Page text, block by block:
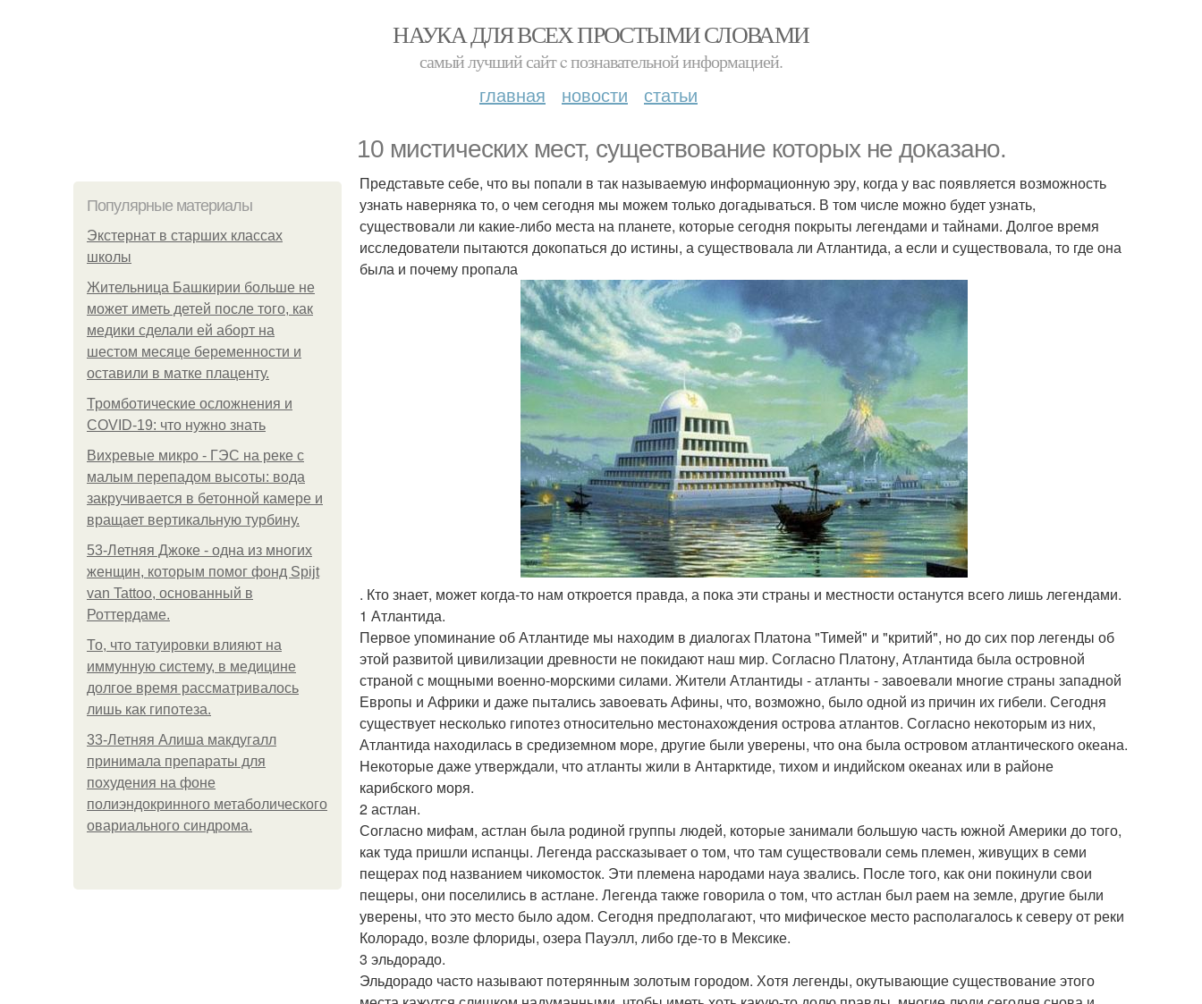
НАУКА ДЛЯ ВСЕХ ПРОСТЫМИ СЛОВАМИ
самый лучший сайт c познавательной информацией.
главная новости статьи
10 мистических мест, существование которых не доказано.
Популярные материалы
Экстернат в старших классах
школы
Жительница Башкирии больше не
может иметь детей после того, как
медики сделали ей аборт на
шестом месяце беременности и
оставили в матке плаценту.
Тромботические осложнения и
COVID-19: что нужно знать
Вихревые микро - ГЭС на реке с
малым перепадом высоты: вода
закручивается в бетонной камере и
вращает вертикальную турбину.
53-Летняя Джоке - одна из многих
женщин, которым помог фонд Spijt
van Tattoo, основанный в
Роттердаме.
То, что татуировки влияют на
иммунную систему, в медицине
долгое время рассматривалось
лишь как гипотеза.
33-Летняя Алиша макдугалл
принимала препараты для
похудения на фоне
полиэндокринного метаболического
овариального синдрома.
Представьте себе, что вы попали в так называемую информационную эру, когда у вас появляется возможность
узнать наверняка то, о чем сегодня мы можем только догадываться. В том числе можно будет узнать,
существовали ли какие-либо места на планете, которые сегодня покрыты легендами и тайнами. Долгое время
исследователи пытаются докопаться до истины, а существовала ли Атлантида, а если и существовала, то где она
была и почему пропала
. Кто знает, может когда-то нам откроется правда, а пока эти страны и местности останутся всего лишь легендами.
1 Атлантида.
Первое упоминание об Атлантиде мы находим в диалогах Платона "Тимей" и "критий", но до сих пор легенды об
этой развитой цивилизации древности не покидают наш мир. Согласно Платону, Атлантида была островной
страной с мощными военно-морскими силами. Жители Атлантиды - атланты - завоевали многие страны западной
Европы и Африки и даже пытались завоевать Афины, что, возможно, было одной из причин их гибели. Сегодня
существует несколько гипотез относительно местонахождения острова атлантов. Согласно некоторым из них,
Атлантида находилась в средиземном море, другие были уверены, что она была островом атлантического океана.
Некоторые даже утверждали, что атланты жили в Антарктиде, тихом и индийском океанах или в районе
карибского моря.
2 астлан.
Согласно мифам, астлан была родиной группы людей, которые занимали большую часть южной Америки до того,
как туда пришли испанцы. Легенда рассказывает о том, что там существовали семь племен, живущих в семи
пещерах под названием чикомосток. Эти племена народами науа звались. После того, как они покинули свои
пещеры, они поселились в астлане. Легенда также говорила о том, что астлан был раем на земле, другие были
уверены, что это место было адом. Сегодня предполагают, что мифическое место располагалось к северу от реки
Колорадо, возле флориды, озера Пауэлл, либо где-то в Мексике.
3 эльдорадо.
Эльдорадо часто называют потерянным золотым городом. Хотя легенды, окутывающие существование этого